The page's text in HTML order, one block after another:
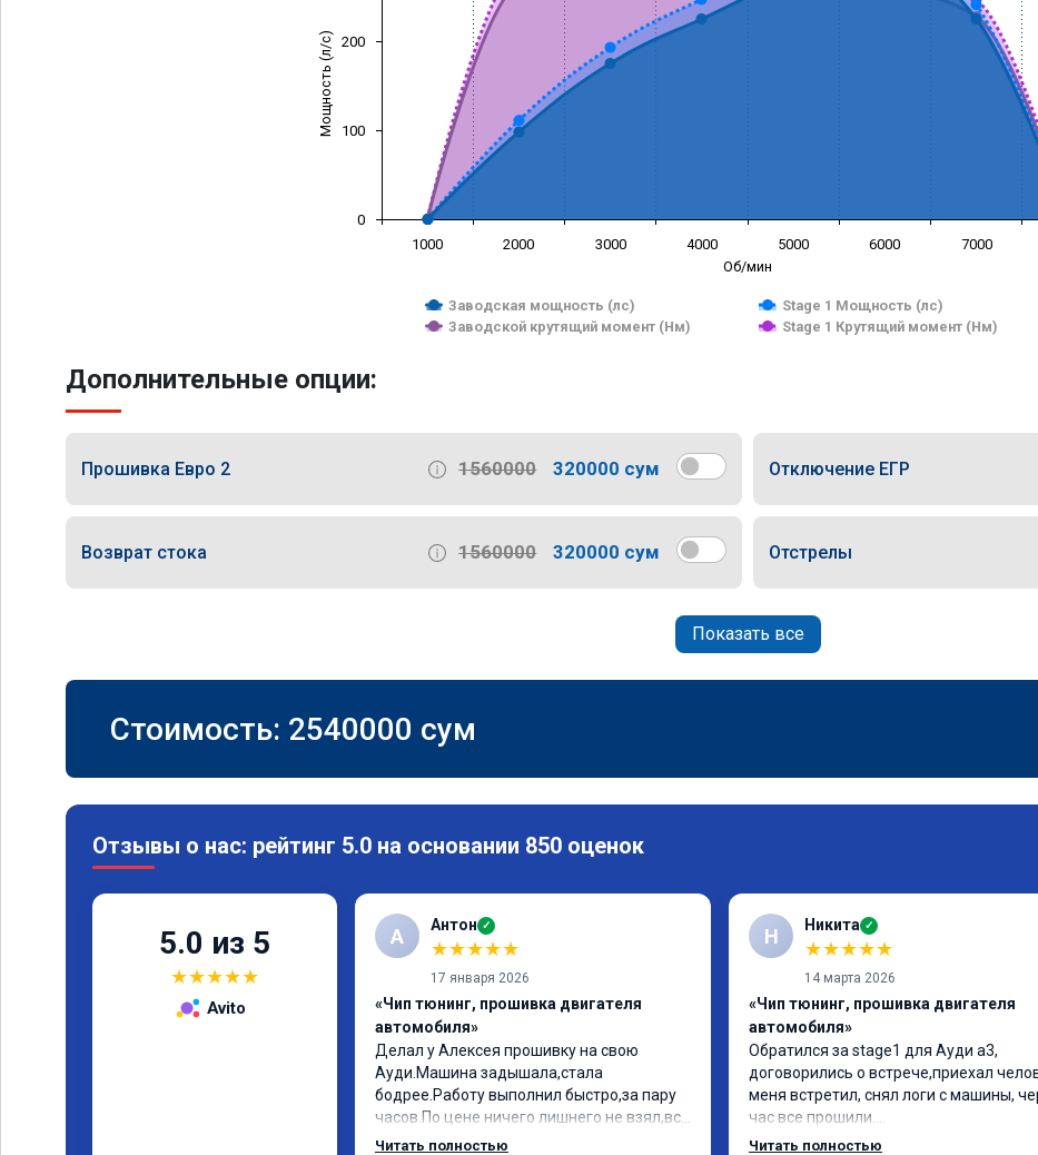
Об/мин
Мощность (л/с)
Заводская мощность (лс)
Stage 1 Мощность (лс)
Заводской крутящий момент (Нм)
Stage 1 Крутящий момент (Нм)
1000 2000 3000 4000 5000 6000 7000
0
100
200
Дополнительные опции:
Прошивка Евро 2 1560000 320000 сум Отключение ЕГР
Возврат стока 1560000 320000 сум Отстрелы
Показать все
Стоимость: 2540000 сум
Отзывы о нас: рейтинг 5.0 на основании 850 оценок
5.0 из 5
★★★★★
Avito
А Антон ✓
★★★★★
17 января 2026
«Чип тюнинг, прошивка двигателя
автомобиля»
Делал у Алексея прошивку на свою
Ауди.Машина задышала,стала
бодрее.Работу выполнил быстро,за пару
часов.По цене ничего лишнего не взял,всё
как договаривались заранее.После
Читать полностью
Н Никита ✓
★★★★★
14 марта 2026
«Чип тюнинг, прошивка двигателя
автомобиля»
Обратился за stage1 для Ауди а3,
договорились о встрече,приехал
меня встретил, снял логи с машины,
час все прошили.
Арман спасибо тебе огромное, машинка
Читать полностью